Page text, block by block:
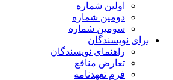
اولین شماره
دومین شماره
سومین شماره
برای نویسندگان
راهنمای نویسندگان
تعارض منافع
فرم تعهدنامه